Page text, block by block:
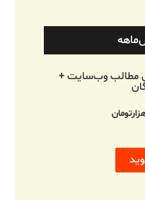
مطالب وب‌سایت +